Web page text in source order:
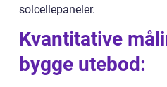
solcellepaneler.
Kvantitative
bygge utebod: